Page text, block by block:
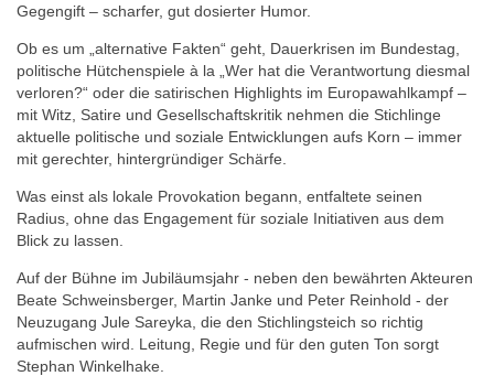
Gegengift – scharfer, gut dosierter Humor.
Ob es um „alternative Fakten“ geht, Dauerkrisen im Bundestag,
politische Hütchenspiele à la „Wer hat die Verantwortung diesmal
verloren?“ oder die satirischen Highlights im Europawahlkampf –
mit Witz, Satire und Gesellschaftskritik nehmen die Stichlinge
aktuelle politische und soziale Entwicklungen aufs Korn – immer
mit gerechter, hintergründiger Schärfe.
Was einst als lokale Provokation begann, entfaltete seinen
Radius, ohne das Engagement für soziale Initiativen aus dem
Blick zu lassen.
Auf der Bühne im Jubiläumsjahr - neben den bewährten Akteuren
Beate Schweinsberger, Martin Janke und Peter Reinhold - der
Neuzugang Jule Sareyka, die den Stichlingsteich so richtig
aufmischen wird. Leitung, Regie und für den guten Ton sorgt
Stephan Winkelhake.